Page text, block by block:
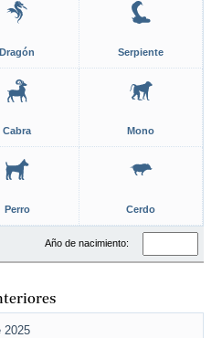
Dragón Serpiente
Cabra Mono
Perro Cerdo
Año de nacimiento:
2025